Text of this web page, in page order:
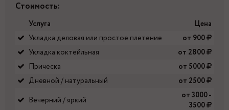
Стоимость:
Услуга
Цена
Укладка деловая или простое плетение
от 900
Укладка коктейльная
от 2800
Прическа
от 5000
Дневной / натуральный
от 2500
Вечерний / яркий
от 3000 -
3500